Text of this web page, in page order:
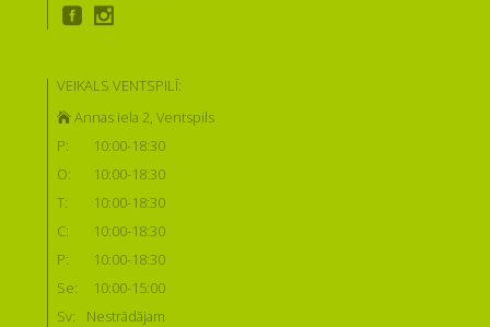
VEIKALS VENTSPILĪ:
Annas iela 2, Ventspils
P:
10:00-18:30
O:
10:00-18:30
T:
10:00-18:30
C:
10:00-18:30
P:
10:00-18:30
Se:
10:00-15:00
Sv:
Nestrādājam